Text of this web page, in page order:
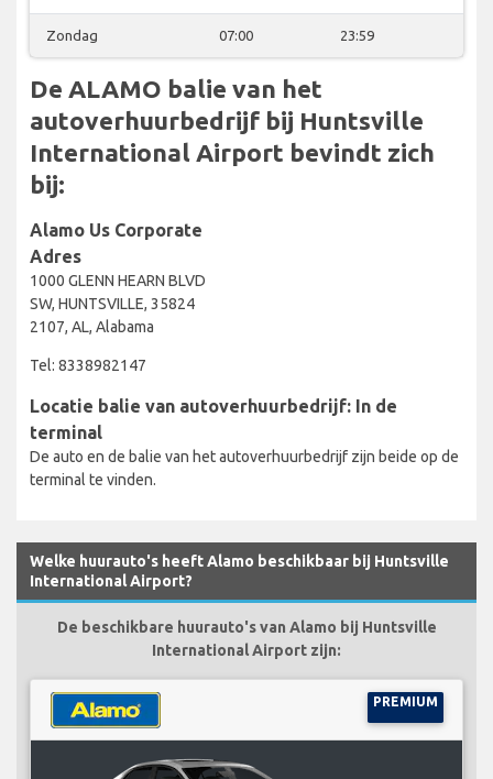
Zondag 07:00 23:59
De ALAMO balie van het
autoverhuurbedrijf bij Huntsville
International Airport bevindt zich
bij:
Alamo Us Corporate
Adres
1000 GLENN HEARN BLVD
SW, HUNTSVILLE, 35824
2107, AL, Alabama
Tel: 8338982147
Locatie balie van autoverhuurbedrijf: In de
terminal
De auto en de balie van het autoverhuurbedrijf zijn beide op de
terminal te vinden.
Welke huurauto's heeft Alamo beschikbaar bij Huntsville
International Airport?
De beschikbare huurauto's van Alamo bij Huntsville
International Airport zijn:
PREMIUM